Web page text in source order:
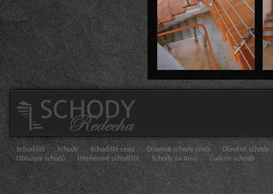
Schodiště Schody Schodiště cena Dřevěné schody ceník
Dřevěné schody
Obložení schodů
Interiérové schodiště Schody na míru Galerie schodů